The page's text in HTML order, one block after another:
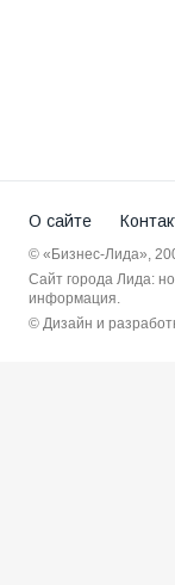
О сайте
© «Бизнес-Лида»,
Сайт города Лида:
информация.
© Дизайн и